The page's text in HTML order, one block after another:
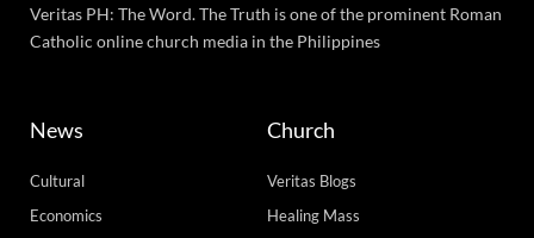
Veritas PH: The Word. The Truth is one of the prominent Roman
Catholic online church media in the Philippines
News
Cultural
Economics
Church
Veritas Blogs
Healing Mass